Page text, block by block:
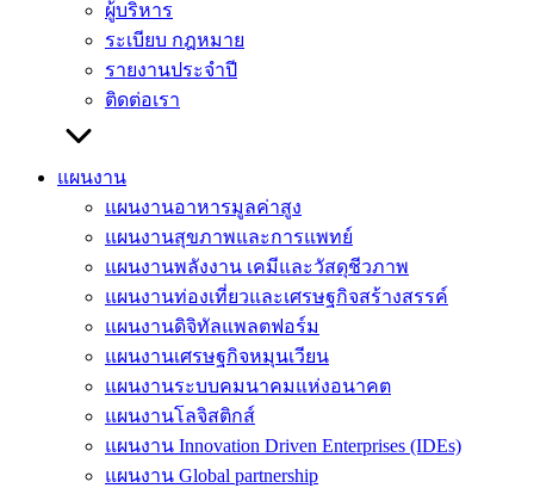
ผู้บริหาร
ระเบียบ กฎหมาย
รายงานประจำปี
ติดต่อเรา
แผนงาน
แผนงานอาหารมูลค่าสูง
แผนงานสุขภาพและการแพทย์
แผนงานพลังงาน เคมีและวัสดุชีวภาพ
แผนงานท่องเที่ยวและเศรษฐกิจสร้างสรรค์
แผนงานดิจิทัลแพลตฟอร์ม
แผนงานเศรษฐกิจหมุนเวียน
แผนงานระบบคมนาคมแห่งอนาคต
แผนงานโลจิสติกส์
แผนงาน Innovation Driven Enterprises (IDEs)
แผนงาน Global partnership